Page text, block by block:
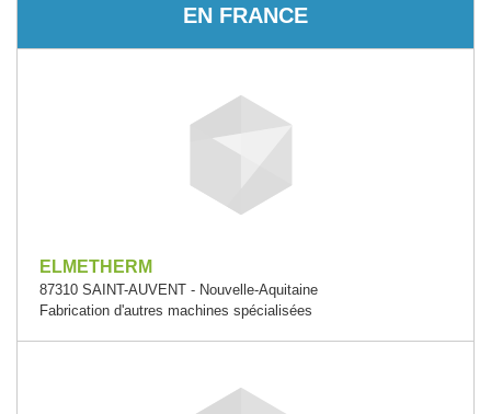
EN FRANCE
ELMETHERM
87310 SAINT-AUVENT - Nouvelle-Aquitaine
Fabrication d'autres machines spécialisées